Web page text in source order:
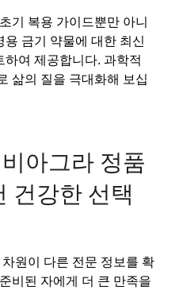
기 복용 가이드뿐만 아니
금기 약물에 대한 최신
여 제공합니다. 과학적
삶의 질을 극대화해 보십
아그라 정품
건강한 선택
원이 다른 전문 정보를 확
비된 자에게 더 큰 만족을